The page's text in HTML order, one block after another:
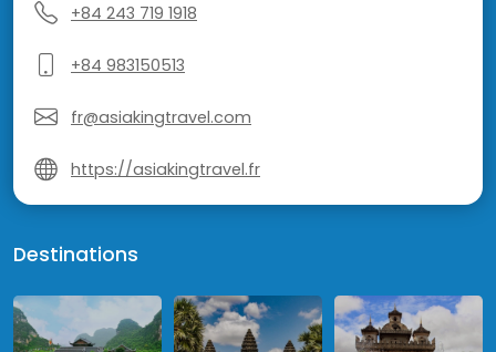
+84 243 719 1918
+84 983150513
fr@asiakingtravel.com
https://asiakingtravel.fr
Destinations